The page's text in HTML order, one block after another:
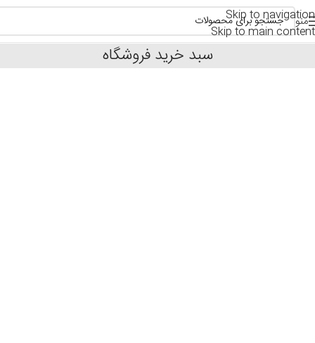
Skip to navigation
Skip to main content
منو
سبد خرید فروشگاه